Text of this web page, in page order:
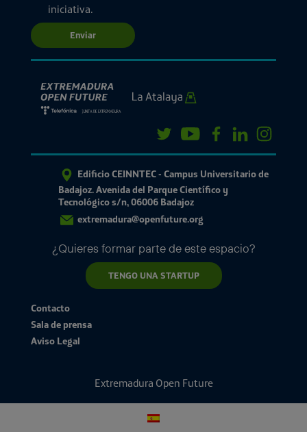
iniciativa.
Enviar
Edificio CEINNTEC - Campus Universitario de
Badajoz. Avenida del Parque Científico y
Tecnológico s/n, 06006 Badajoz
extremadura@openfuture.org
¿Quieres formar parte de este espacio?
TENGO UNA STARTUP
Contacto
Sala de prensa
Aviso Legal
Extremadura Open Future